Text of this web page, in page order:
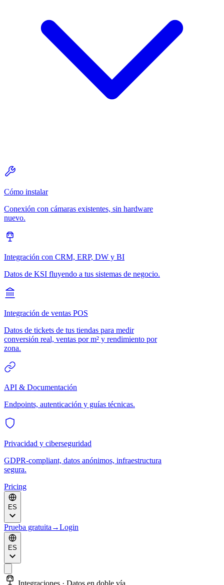
Cómo instalar
Conexión con cámaras existentes, sin hardware
nuevo.
Integración con CRM, ERP, DW y BI
Datos de KSI fluyendo a tus sistemas de negocio.
Integración de ventas POS
Datos de tickets de tus tiendas para medir
conversión real, ventas por m² y rendimiento por
zona.
API & Documentación
Endpoints, autenticación y guías técnicas.
Privacidad y ciberseguridad
GDPR-compliant, datos anónimos, infraestructura
segura.
Pricing
ES
Prueba gratuita →Login
ES
Integraciones · Datos en doble vía